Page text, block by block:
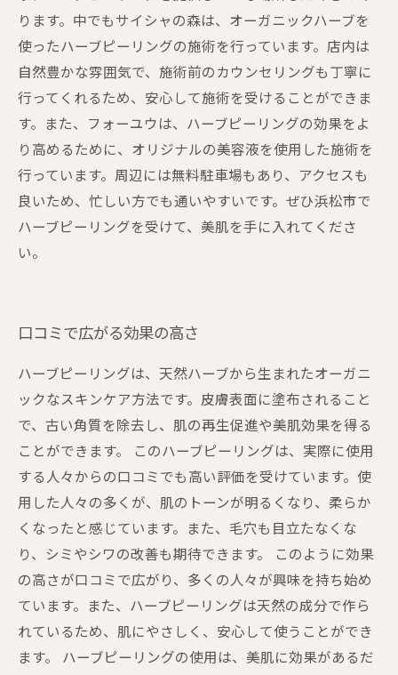
ります。中でもサイシャの森は、オーガニックハーブを
使ったハーブピーリングの施術を行っています。店内は
自然豊かな雰囲気で、施術前のカウンセリングも丁寧に
行ってくれるため、安心して施術を受けることができま
す。また、フォーユウは、ハーブピーリングの効果をよ
り高めるために、オリジナルの美容液を使用した施術を
行っています。周辺には無料駐車場もあり、アクセスも
良いため、忙しい方でも通いやすいです。ぜひ浜松市で
ハーブピーリングを受けて、美肌を手に入れてくださ
い。
口コミで広がる効果の高さ
ハーブピーリングは、天然ハーブから生まれたオーガニ
ックなスキンケア方法です。皮膚表面に塗布されること
で、古い角質を除去し、肌の再生促進や美肌効果を得る
ことができます。 このハーブピーリングは、実際に使用
する人々からの口コミでも高い評価を受けています。使
用した人々の多くが、肌のトーンが明るくなり、柔らか
くなったと感じています。また、毛穴も目立たなくな
り、シミやシワの改善も期待できます。 このように効果
の高さが口コミで広がり、多くの人々が興味を持ち始め
ています。また、ハーブピーリングは天然の成分で作ら
れているため、肌にやさしく、安心して使うことができ
ます。 ハーブピーリングの使用は、美肌に効果があるだ